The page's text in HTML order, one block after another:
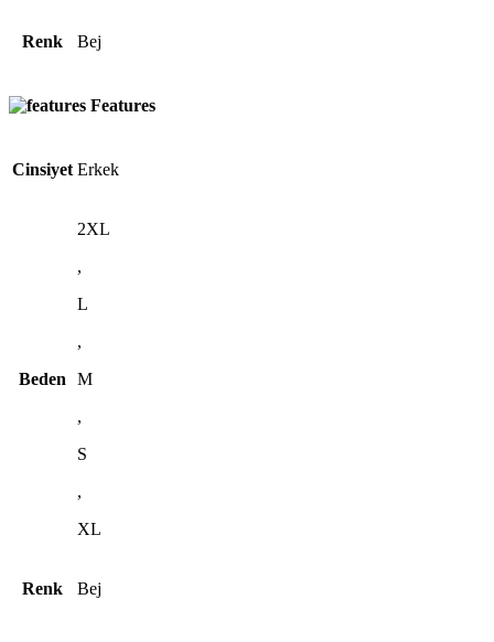
Renk Bej
Features
Cinsiyet Erkek
Beden
2XL
,
L
,
M
,
S
,
XL
Renk Bej